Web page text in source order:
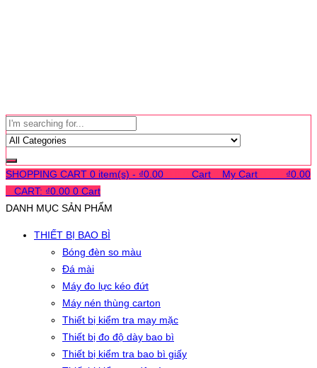
SHOPPING CART 0 item(s) - ₫0.00 Cart My Cart ₫0.00
CART: ₫0.00 0 Cart
DANH MỤC SẢN PHẨM
THIẾT BỊ BAO BÌ
Bóng đèn so màu
Đá mài
Máy đo lực kéo đứt
Máy nén thùng carton
Thiết bị kiểm tra may mặc
Thiết bị đo độ dày bao bì
Thiết bị kiểm tra bao bì giấy